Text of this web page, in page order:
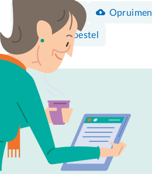
Back-uppen
Opruimen
Android-toestel